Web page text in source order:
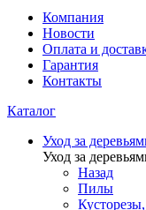
Компания
Новости
Оплата и
Гарантия
Контакты
Каталог
Уход за
Уход за
Назад
Пилы